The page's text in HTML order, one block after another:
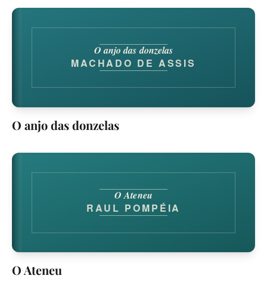
O anjo das donzelas
MACHADO DE ASSIS
O anjo das donzelas
O Ateneu
RAUL POMPÉIA
O Ateneu